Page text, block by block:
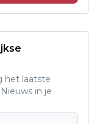
het laatste
in je